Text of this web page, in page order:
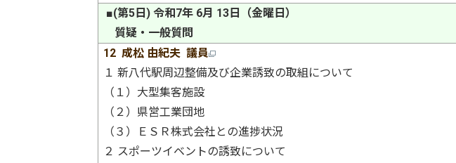
■(第5日) 令和7年 6月 13日（金曜日）
質疑・一般質問
12 成松 由紀夫 議員
１ 新八代駅周辺整備及び企業誘致の取組について
（１）大型集客施設
（２）県営工業団地
（３）ＥＳＲ株式会社との進捗状況
２ スポーツイベントの誘致について